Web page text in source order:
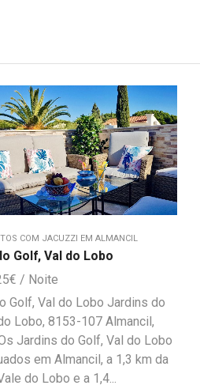
COM JACUZZI EM ALMANCIL
Golf, Val do Lobo
€
Golf, Val do Lobo Jardins do
Lobo, 8153-107 Almancil,
Jardins do Golf, Val do Lobo
em Almancil, a 1,3 km da
do Lobo e a 1,4...